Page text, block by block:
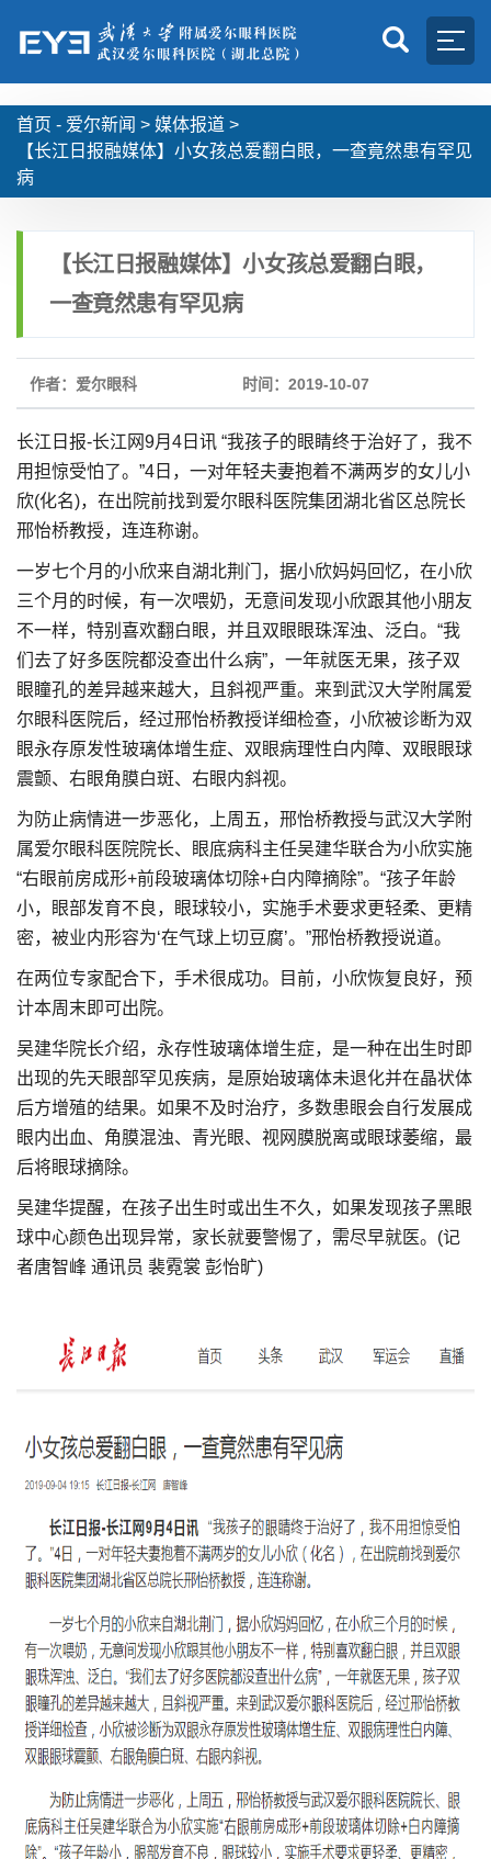
首页 - 爱尔新闻 > 媒体报道 >
【长江日报融媒体】小女孩总爱翻白眼，一查竟然患有罕见
病
【长江日报融媒体】小女孩总爱翻白眼，
一查竟然患有罕见病
作者：爱尔眼科 时间：2019-10-07
长江日报-长江网9月4日讯 “我孩子的眼睛终于治好了，我不
用担惊受怕了。”4日，一对年轻夫妻抱着不满两岁的女儿小
欣(化名)，在出院前找到爱尔眼科医院集团湖北省区总院长
邢怡桥教授，连连称谢。
一岁七个月的小欣来自湖北荆门，据小欣妈妈回忆，在小欣
三个月的时候，有一次喂奶，无意间发现小欣跟其他小朋友
不一样，特别喜欢翻白眼，并且双眼眼珠浑浊、泛白。“我
们去了好多医院都没查出什么病”，一年就医无果，孩子双
眼瞳孔的差异越来越大，且斜视严重。来到武汉大学附属爱
尔眼科医院后，经过邢怡桥教授详细检查，小欣被诊断为双
眼永存原发性玻璃体增生症、双眼病理性白内障、双眼眼球
震颤、右眼角膜白斑、右眼内斜视。
为防止病情进一步恶化，上周五，邢怡桥教授与武汉大学附
属爱尔眼科医院院长、眼底病科主任吴建华联合为小欣实施
“右眼前房成形+前段玻璃体切除+白内障摘除”。“孩子年龄
小，眼部发育不良，眼球较小，实施手术要求更轻柔、更精
密，被业内形容为‘在气球上切豆腐’。”邢怡桥教授说道。
在两位专家配合下，手术很成功。目前，小欣恢复良好，预
计本周末即可出院。
吴建华院长介绍，永存性玻璃体增生症，是一种在出生时即
出现的先天眼部罕见疾病，是原始玻璃体未退化并在晶状体
后方增殖的结果。如果不及时治疗，多数患眼会自行发展成
眼内出血、角膜混浊、青光眼、视网膜脱离或眼球萎缩，最
后将眼球摘除。
吴建华提醒，在孩子出生时或出生不久，如果发现孩子黑眼
球中心颜色出现异常，家长就要警惕了，需尽早就医。(记
者唐智峰 通讯员 裴霓裳 彭怡旷)